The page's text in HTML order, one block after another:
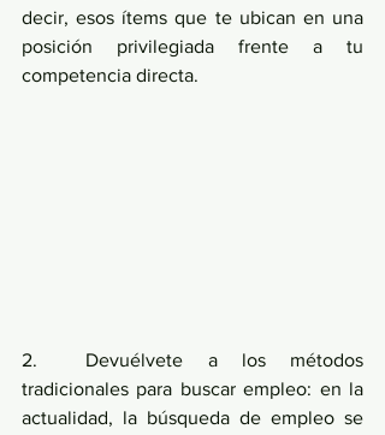
decir, esos ítems que te ubican en una
posición privilegiada frente a tu
competencia directa.
2.  Devuélvete a los métodos
tradicionales para buscar empleo: en la
actualidad, la búsqueda de empleo se